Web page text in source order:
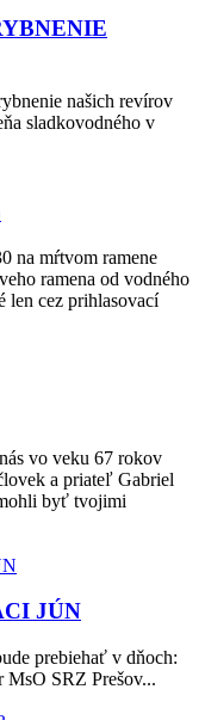
našich revírov
sladkovodného v
na mŕtvom ramene
ramena od vodného
len cez prihlasovací
vo veku 67 rokov
a priateľ Gabriel
byť tvojimi
JÚN
prebiehať v dňoch:
SRZ Prešov...